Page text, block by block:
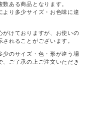
ある商品となります。
より多少サイズ・お色味に違
がけておりますが、お使いの
れることがございます。
少のサイズ・色・形が違う場
ご了承の上ご注文いただき